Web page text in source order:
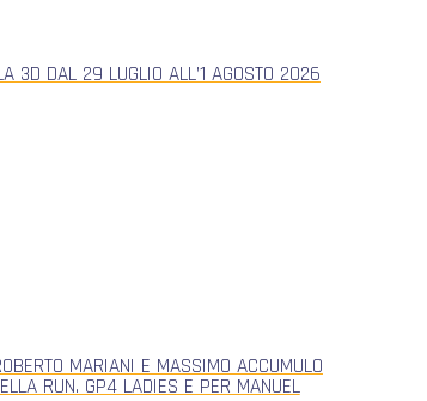
3D DAL 29 LUGLIO ALL’1 AGOSTO 2026
MARIANI E MASSIMO ACCUMULO
RUN. GP4 LADIES E PER MANUEL